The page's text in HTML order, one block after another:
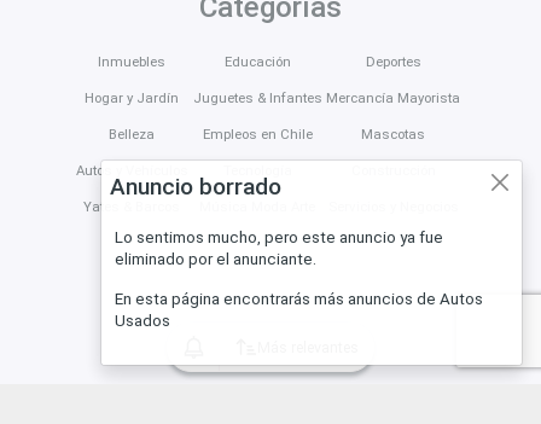
Anuncio borrado
Lo sentimos mucho, pero este anuncio ya fue
eliminado por el anunciante.
En esta página encontrarás más anuncios de Autos
Usados
Categorías
Inmuebles
Hogar y Jardín
Belleza
Autos y Vehículos
Yates & Barcos
Educación
Juguetes & Infantes
Empleos en Chile
Deportes
Mercancía Mayorista
Mascotas